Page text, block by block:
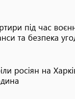
під час
та безпека
росіян на